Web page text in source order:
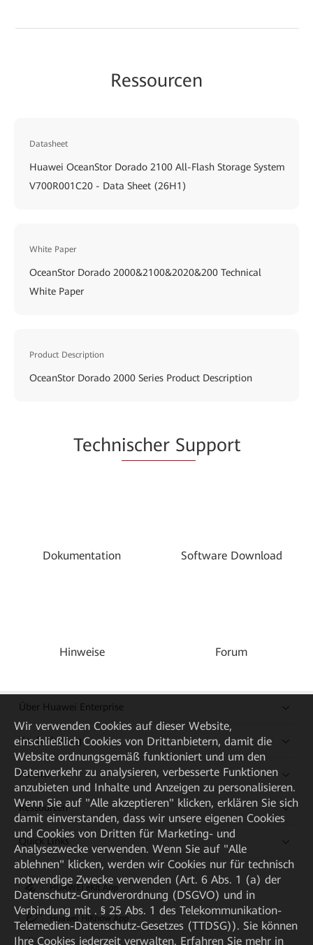
Ressourcen
Datasheet
Huawei OceanStor Dorado 2100 All-Flash Storage System
V700R001C20 - Data Sheet (26H1)
White Paper
OceanStor Dorado 2000&2100&2020&200 Technical
White Paper
Product Description
OceanStor Dorado 2000 Series Product Description
Technischer Support
Dokumentation Software Download
Hinweise Forum
Über Huawei Enterprise
Kaufanleitung
Partner
Ressourcen
Quick Links
HUAWEI eKit App
Huawei HiKnow App
Wir verwenden Cookies auf dieser Website,
einschließlich Cookies von Drittanbietern, damit die
Website ordnungsgemäß funktioniert und um den
Datenverkehr zu analysieren, verbesserte Funktionen
anzubieten und Inhalte und Anzeigen zu personalisieren.
Wenn Sie auf "Alle akzeptieren" klicken, erklären Sie sich
damit einverstanden, dass wir unsere eigenen Cookies
und Cookies von Dritten für Marketing- und
Analysezwecke verwenden. Wenn Sie auf "Alle
ablehnen" klicken, werden wir Cookies nur für technisch
notwendige Zwecke verwenden (Art. 6 Abs. 1 (a) der
Datenschutz-Grundverordnung (DSGVO) und in
Verbindung mit . § 25 Abs. 1 des Telekommunikation-
Telemedien-Datenschutz-Gesetzes (TTDSG)). Sie können
Ihre Cookies jederzeit verwalten. Erfahren Sie mehr in